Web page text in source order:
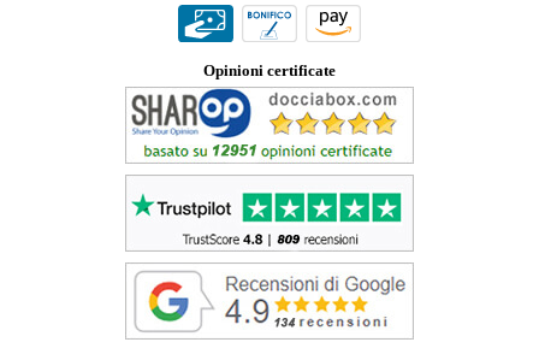
Opinioni certificate